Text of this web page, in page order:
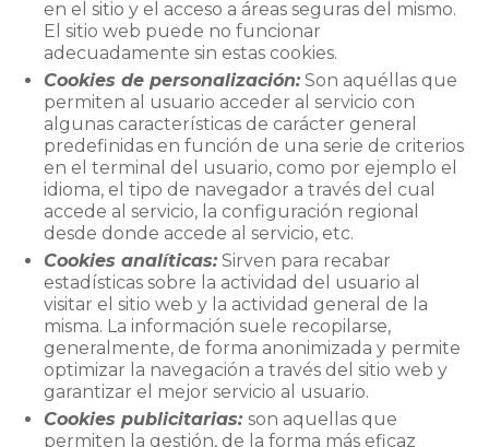
en el sitio y el acceso a áreas seguras del mismo.
El sitio web puede no funcionar
adecuadamente sin estas cookies.
Cookies de personalización:Son aquéllas que
permiten al usuario acceder al servicio con
algunas características de carácter general
predefinidas en función de una serie de criterios
en el terminal del usuario, como por ejemplo el
idioma, el tipo de navegador a través del cual
accede al servicio, la configuración regional
desde donde accede al servicio, etc.
Cookies analíticas:Sirven para recabar
estadísticas sobre la actividad del usuario al
visitar el sitio web y la actividad general de la
misma. La información suele recopilarse,
generalmente, de forma anonimizada y permite
optimizar la navegación a través del sitio web y
garantizar el mejor servicio al usuario.
Cookies publicitarias: son aquellas que
permiten la gestión, de la forma más eficaz